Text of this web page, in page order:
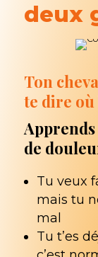
deux
Ton
te dire où
de
Tu veux
mais tu
mal
Tu t’es